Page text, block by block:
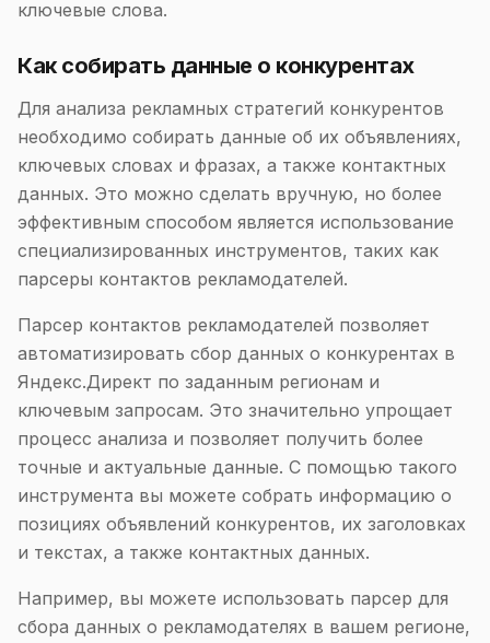
ключевые слова.
Как собирать данные о конкурентах
Для анализа рекламных стратегий конкурентов
необходимо собирать данные об их объявлениях,
ключевых словах и фразах, а также контактных
данных. Это можно сделать вручную, но более
эффективным способом является использование
специализированных инструментов, таких как
парсеры контактов рекламодателей.
Парсер контактов рекламодателей позволяет
автоматизировать сбор данных о конкурентах в
Яндекс.Директ по заданным регионам и
ключевым запросам. Это значительно упрощает
процесс анализа и позволяет получить более
точные и актуальные данные. С помощью такого
инструмента вы можете собрать информацию о
позициях объявлений конкурентов, их заголовках
и текстах, а также контактных данных.
Например, вы можете использовать парсер для
сбора данных о рекламодателях в вашем регионе,